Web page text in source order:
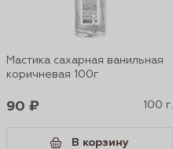
Мастика сахарная ванильная
коричневая 100г
90 ₽ 100 г.
В корзину